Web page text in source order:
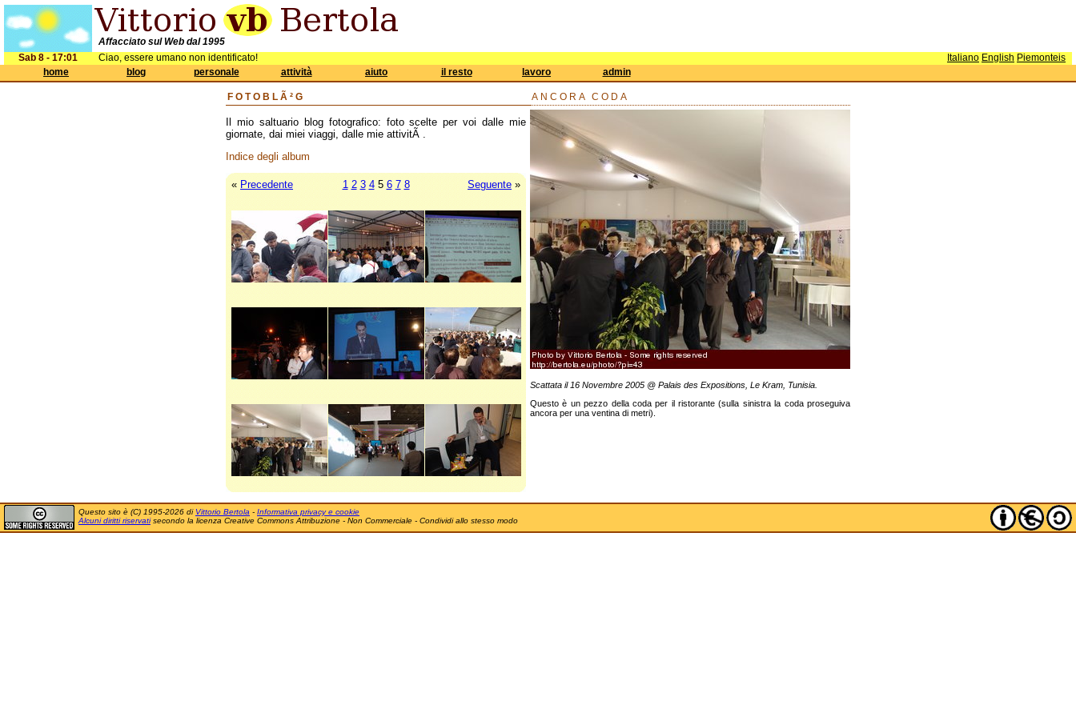
Affacciato sul Web dal 1995
Sab 8 - 17:01
Ciao, essere umano non identificato! Italiano English Piemonteis
home
blog personale attività aiuto il resto lavoro admin
FOTOBLÃ²G
Il mio saltuario blog fotografico: foto scelte per voi dalle mie
giornate, dai miei viaggi, dalle mie attivitÃ .
Indice degli album
« Precedente Seguente »
1 2 3 45 6 7 8
ANCORA CODA
Scattata il 16 Novembre 2005 @ Palais des Expositions, Le Kram, Tunisia.
Questo è un pezzo della coda per il ristorante (sulla sinistra la coda proseguiva
ancora per una ventina di metri).
Questo sito è (C) 1995-2026 di Vittorio Bertola - Informativa privacy e cookie
Alcuni diritti riservatisecondo la licenza Creative Commons Attribuzione - Non Commerciale - Condividi allo stesso modo